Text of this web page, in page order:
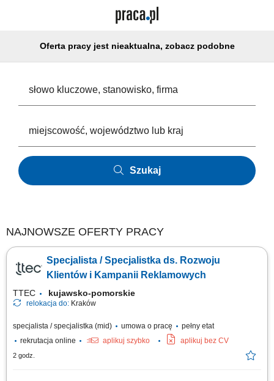
Oferta pracy jest nieaktualna, zobacz podobne
Szukaj
NAJNOWSZE OFERTY PRACY
Specjalista / Specjalistka ds. Rozwoju
Klientów i Kampanii Reklamowych
TTEC kujawsko-pomorskie
relokacja do: Kraków
specjalista / specjalistka (mid) umowa o pracę
pełny etat
rekrutacja online
aplikuj szybko aplikuj bez CV
2 godz.